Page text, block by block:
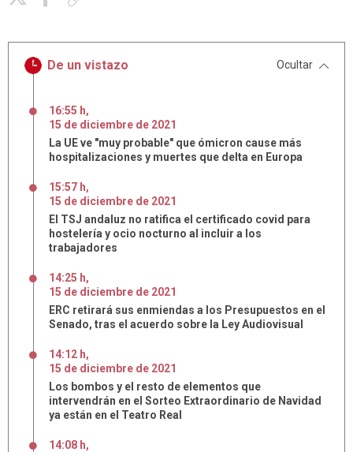
De un vistazo Ocultar
16:55 h,
15 de diciembre de 2021
La UE ve "muy probable" que ómicron cause más
hospitalizaciones y muertes que delta en Europa
15:57 h,
15 de diciembre de 2021
El TSJ andaluz no ratifica el certificado covid para
hostelería y ocio nocturno al incluir a los
trabajadores
14:25 h,
15 de diciembre de 2021
ERC retirará sus enmiendas a los Presupuestos en el
Senado, tras el acuerdo sobre la Ley Audiovisual
14:12 h,
15 de diciembre de 2021
Los bombos y el resto de elementos que
intervendrán en el Sorteo Extraordinario de Navidad
ya están en el Teatro Real
14:08 h,